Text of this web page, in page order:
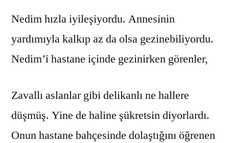
Nedim hızla iyileşiyordu. Annesinin
yardımıyla kalkıp az da olsa gezinebiliyordu.
Nedim’i hastane içinde gezinirken görenler,
Zavallı aslanlar gibi delikanlı ne hallere
düşmüş. Yine de haline şükretsin diyorlardı.
Onun hastane bahçesinde dolaştığını öğrenen